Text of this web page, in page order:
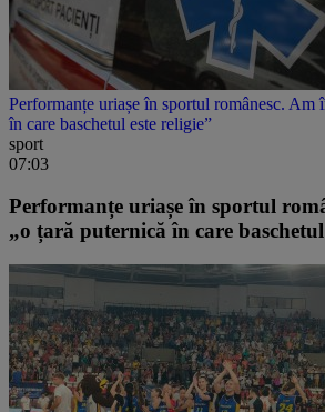
Performanțe uriașe în sportul românesc. Am
în care baschetul este religie”
sport
07:03
Performanțe uriașe în sportul
„o țară puternică în care baschetul